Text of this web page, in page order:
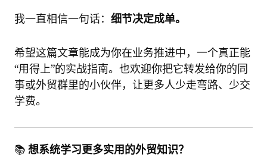
我一直相信一句话： 细节决定成单。
希望这篇文章能成为你在业务推进中，一个真正能
“用得上”的实战指南。也欢迎你把它转发给你的同
事或外贸群里的小伙伴，让更多人少走弯路、少交
学费。
📚 想系统学习更多实用的外贸知识？